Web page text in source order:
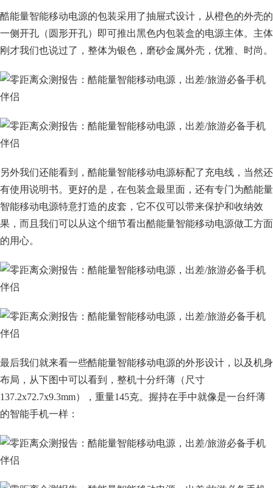
酷能量智能移动电源的包装采用了抽屉式设计，从橙色的外壳的
一侧开孔（圆形开孔）即可推出黑色内包装盒的电源主体。主体
刚才我们也说过了，整体为银色，磨砂金属外壳，优雅、时尚。
另外我们还能看到，酷能量智能移动电源标配了充电线，当然还
有使用说明书。更好的是，在包装盒最里面，还有专门为酷能量
智能移动电源特意打造的皮套，它不仅可以带来保护和收纳效
果，而且我们可以从这个细节看出酷能量智能移动电源做工方面
的用心。
最后我们就来看一些酷能量智能移动电源的外形设计，以及机身
布局，从下图中可以看到，整机十分纤薄（尺寸
137.2x72.7x9.3mm），重量145克。握持在手中就像是一台纤薄
的智能手机一样：